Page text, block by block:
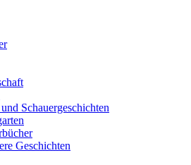
Schauergeschichten
Geschichten